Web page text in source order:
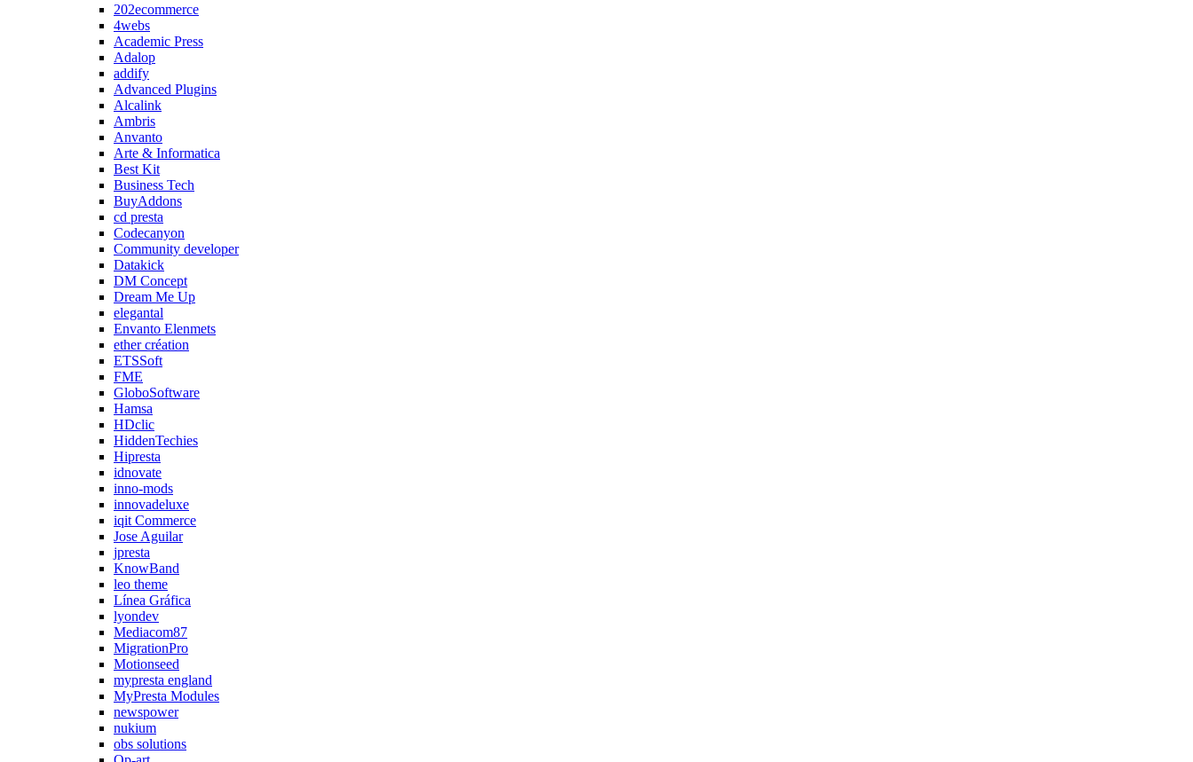
202ecommerce
4webs
Academic Press
Adalop
addify
Advanced Plugins
Alcalink
Ambris
Anvanto
Arte & Informatica
Best Kit
Business Tech
BuyAddons
cd presta
Codecanyon
Community developer
Datakick
DM Concept
Dream Me Up
elegantal
Envanto Elenmets
ether création
ETSSoft
FME
GloboSoftware
Hamsa
HDclic
HiddenTechies
Hipresta
idnovate
inno-mods
innovadeluxe
iqit Commerce
Jose Aguilar
jpresta
KnowBand
leo theme
Línea Gráfica
lyondev
Mediacom87
MigrationPro
Motionseed
mypresta england
MyPresta Modules
newspower
nukium
obs solutions